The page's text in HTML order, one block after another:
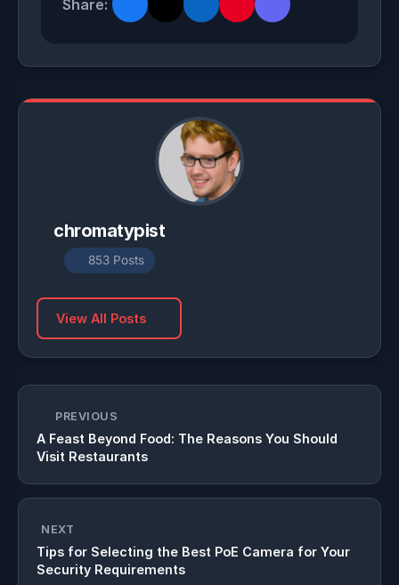
Share:
chromatypist
853 Posts
View All Posts
PREVIOUS
A Feast Beyond Food: The Reasons You Should
Visit Restaurants
NEXT
Tips for Selecting the Best PoE Camera for Your
Security Requirements